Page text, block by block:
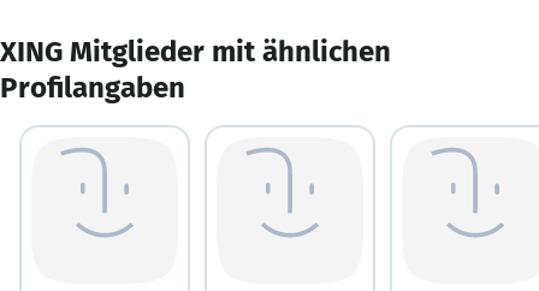
XING Mitglieder mit ähnlichen
Profilangaben